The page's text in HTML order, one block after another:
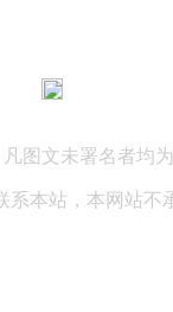
图文未署名者均
本站，本网站不